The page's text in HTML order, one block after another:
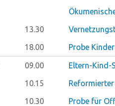
13.30
18.00
Probe
09.00
Eltern-Kind-
10.15
10.30
Probe für